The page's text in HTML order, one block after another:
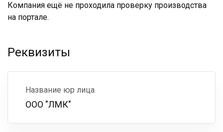
Компания ещё не проходила проверку производства
на портале.
Реквизиты
Название юр лица
ООО "ЛМК"